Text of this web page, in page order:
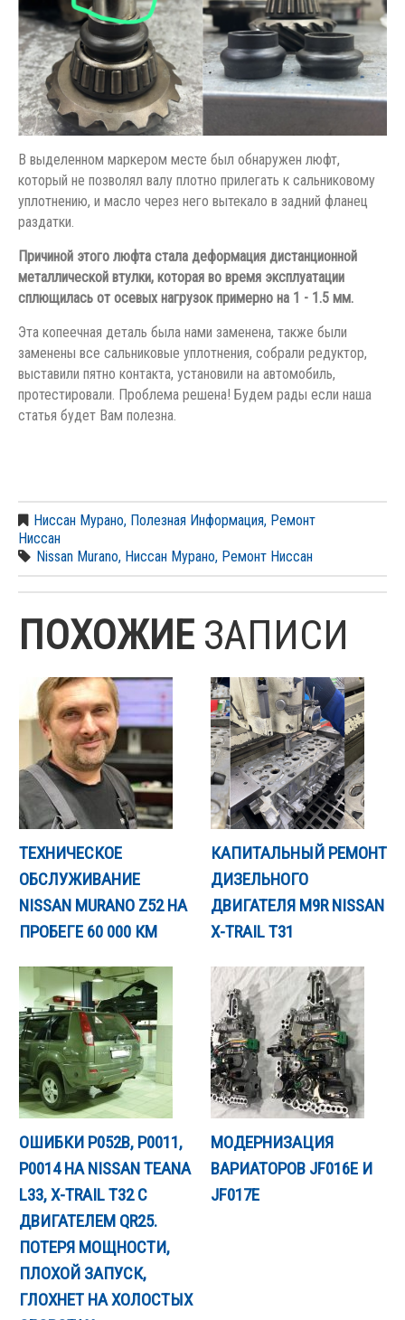
В выделенном маркером месте был обнаружен люфт,
который не позволял валу плотно прилегать к сальниковому
уплотнению, и масло через него вытекало в задний фланец
раздатки.
Причиной этого люфта стала деформация дистанционной
металлической втулки, которая во время эксплуатации
сплющилась от осевых нагрузок примерно на 1 - 1.5 мм.
Эта копеечная деталь была нами заменена, также были
заменены все сальниковые уплотнения, собрали редуктор,
выставили пятно контакта, установили на автомобиль,
протестировали. Проблема решена! Будем рады если наша
статья будет Вам полезна.
Ниссан Мурано, Полезная Информация, Ремонт
Ниссан
Nissan Murano, Ниссан Мурано, Ремонт Ниссан
ПОХОЖИЕ ЗАПИСИ
ТЕХНИЧЕСКОЕ
ОБСЛУЖИВАНИЕ
NISSAN MURANO Z52 НА
ПРОБЕГЕ 60 000 КМ
КАПИТАЛЬНЫЙ РЕМОНТ
ДИЗЕЛЬНОГО
ДВИГАТЕЛЯ M9R NISSAN
X-TRAIL T31
ОШИБКИ P052B, P0011,
P0014 НА NISSAN TEANA
L33, X-TRAIL T32 С
ДВИГАТЕЛЕМ QR25.
ПОТЕРЯ МОЩНОСТИ,
ПЛОХОЙ ЗАПУСК,
ГЛОХНЕТ НА ХОЛОСТЫХ
МОДЕРНИЗАЦИЯ
ВАРИАТОРОВ JF016E И
JF017E